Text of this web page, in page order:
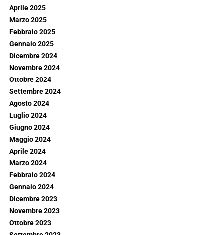
Aprile 2025
Marzo 2025
Febbraio 2025
Gennaio 2025
Dicembre 2024
Novembre 2024
Ottobre 2024
Settembre 2024
Agosto 2024
Luglio 2024
Giugno 2024
Maggio 2024
Aprile 2024
Marzo 2024
Febbraio 2024
Gennaio 2024
Dicembre 2023
Novembre 2023
Ottobre 2023